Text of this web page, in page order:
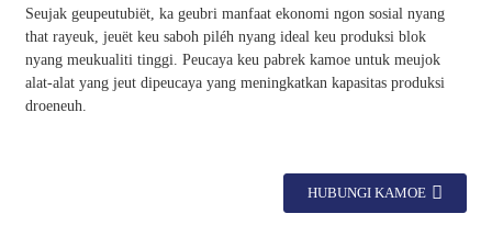
Seujak geupeutubiët, ka geubri manfaat ekonomi ngon sosial nyang
that rayeuk, jeuët keu saboh piléh nyang ideal keu produksi blok
nyang meukualiti tinggi. Peucaya keu pabrek kamoe untuk meujok
alat-alat yang jeut dipeucaya yang meningkatkan kapasitas produksi
droeneuh.
HUBUNGI KAMOE